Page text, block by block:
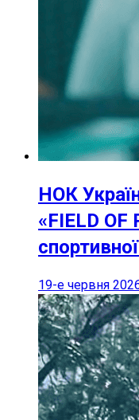
НОК
«FIELD OF
19-е червня